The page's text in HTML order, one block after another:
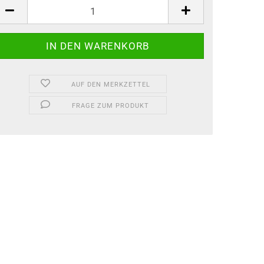
AUF DEN MERKZETTEL
FRAGE ZUM PRODUKT